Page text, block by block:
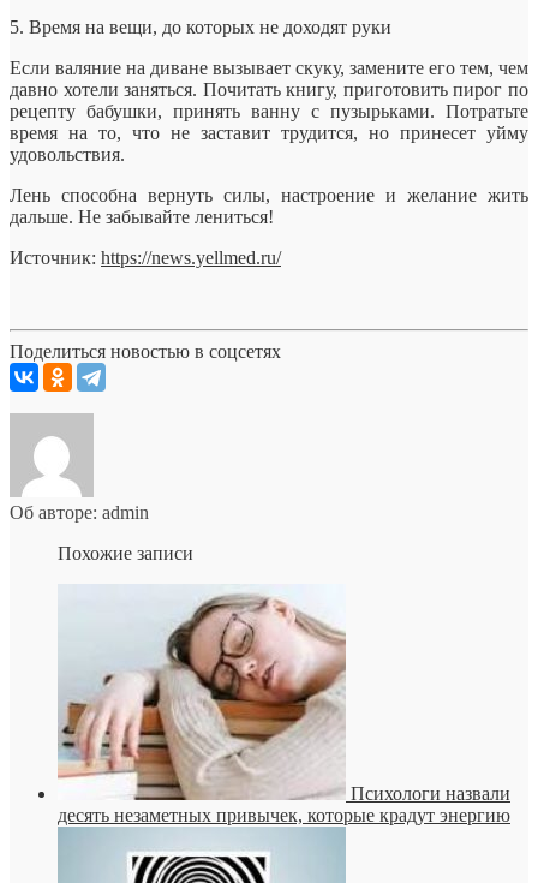
5. Время на вещи, до которых не доходят руки
Если валяние на диване вызывает скуку, замените его тем, чем
давно хотели заняться. Почитать книгу, приготовить пирог по
рецепту бабушки, принять ванну с пузырьками. Потратьте
время на то, что не заставит трудится, но принесет уйму
удовольствия.
Лень способна вернуть силы, настроение и желание жить
дальше. Не забывайте лениться!
Источник: https://news.yellmed.ru/
Поделиться новостью в соцсетях
Об авторе: admin
Похожие записи
Психологи назвали
десять незаметных привычек, которые крадут энергию